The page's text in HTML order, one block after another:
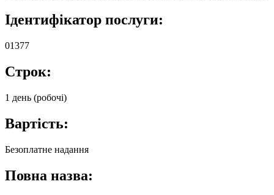
Ідентифікатор послуги:
01377
Строк:
1 день (робочі)
Вартість:
Безоплатне надання
Повна назва: